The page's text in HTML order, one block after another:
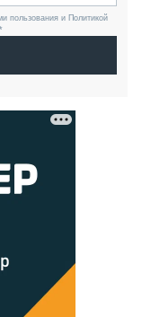
пользования и Политикой